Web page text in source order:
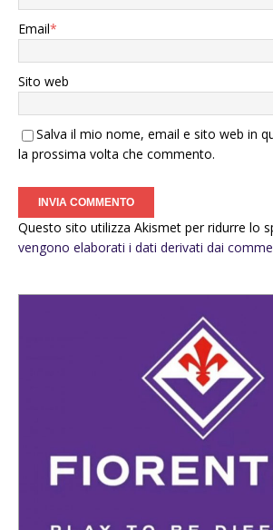
Email*
Sito web
Salva il mio nome, email e sito web in
la prossima volta che commento.
Questo sito utilizza Akismet per ridurre lo
vengono elaborati i dati derivati dai